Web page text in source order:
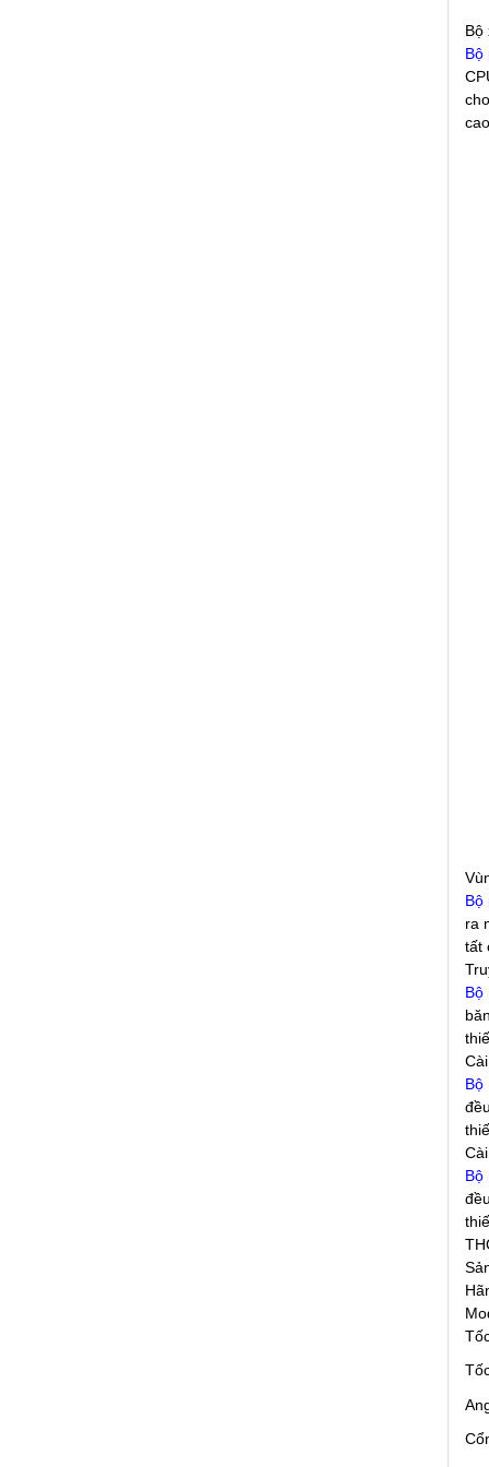
Bộ
Bộ
Bộ
ra
tất
Bộ
Bộ
Bộ